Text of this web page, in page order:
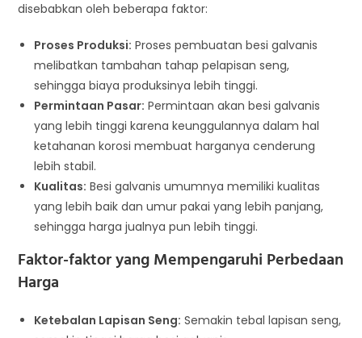
disebabkan oleh beberapa faktor:
Proses Produksi: Proses pembuatan besi galvanis
melibatkan tambahan tahap pelapisan seng,
sehingga biaya produksinya lebih tinggi.
Permintaan Pasar: Permintaan akan besi galvanis
yang lebih tinggi karena keunggulannya dalam hal
ketahanan korosi membuat harganya cenderung
lebih stabil.
Kualitas: Besi galvanis umumnya memiliki kualitas
yang lebih baik dan umur pakai yang lebih panjang,
sehingga harga jualnya pun lebih tinggi.
Faktor-faktor yang Mempengaruhi Perbedaan
Harga
Ketebalan Lapisan Seng: Semakin tebal lapisan seng,